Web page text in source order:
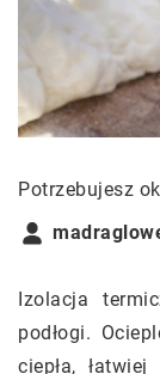
Potrzebujesz
Izolacja
podłogi.
ciepła,